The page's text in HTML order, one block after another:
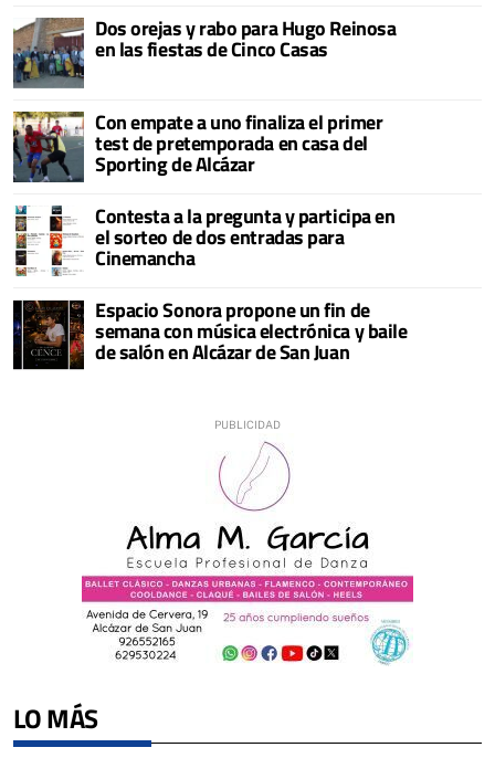
Dos orejas y rabo para Hugo Reinosa
en las fiestas de Cinco Casas
Con empate a uno finaliza el primer
test de pretemporada en casa del
Sporting de Alcázar
Contesta a la pregunta y participa en
el sorteo de dos entradas para
Cinemancha
Espacio Sonora propone un fin de
semana con música electrónica y baile
de salón en Alcázar de San Juan
LO MÁS